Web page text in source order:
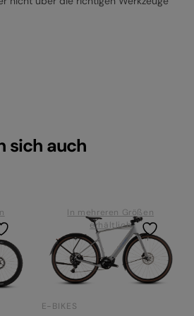
sich auch
In mehreren Größen
erhältlich
E-BIKES